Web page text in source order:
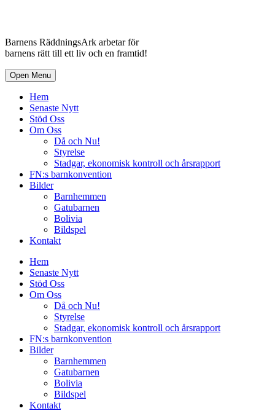
Barnens RäddningsArk arbetar för
barnens rätt till ett liv och en framtid!
Open Menu
Hem
Senaste Nytt
Stöd Oss
Om Oss
Då och Nu!
Styrelse
Stadgar, ekonomisk kontroll och årsrapport
FN:s barnkonvention
Bilder
Barnhemmen
Gatubarnen
Bolivia
Bildspel
Kontakt
Hem
Senaste Nytt
Stöd Oss
Om Oss
Då och Nu!
Styrelse
Stadgar, ekonomisk kontroll och årsrapport
FN:s barnkonvention
Bilder
Barnhemmen
Gatubarnen
Bolivia
Bildspel
Kontakt